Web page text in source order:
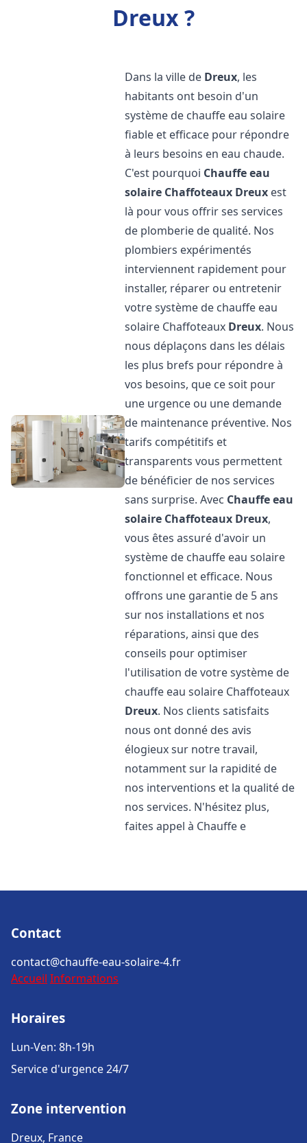
Dreux ?
Dans la ville de Dreux, les
habitants ont besoin d'un
système de chauffe eau solaire
fiable et efficace pour répondre
à leurs besoins en eau chaude.
C'est pourquoi Chauffe eau
solaire Chaffoteaux Dreux est
là pour vous offrir ses services
de plomberie de qualité. Nos
plombiers expérimentés
interviennent rapidement pour
installer, réparer ou entretenir
votre système de chauffe eau
solaire Chaffoteaux Dreux. Nous
nous déplaçons dans les délais
les plus brefs pour répondre à
vos besoins, que ce soit pour
une urgence ou une demande
de maintenance préventive. Nos
tarifs compétitifs et
transparents vous permettent
de bénéficier de nos services
sans surprise. Avec Chauffe eau
solaire Chaffoteaux Dreux,
vous êtes assuré d'avoir un
système de chauffe eau solaire
fonctionnel et efficace. Nous
offrons une garantie de 5 ans
sur nos installations et nos
réparations, ainsi que des
conseils pour optimiser
l'utilisation de votre système de
chauffe eau solaire Chaffoteaux
Dreux. Nos clients satisfaits
nous ont donné des avis
élogieux sur notre travail,
notamment sur la rapidité de
nos interventions et la qualité de
nos services. N'hésitez plus,
faites appel à Chauffe e
Contact
contact@chauffe-eau-solaire-4.fr
Accueil Informations
Horaires
Lun-Ven: 8h-19h
Service d'urgence 24/7
Zone intervention
Dreux, France